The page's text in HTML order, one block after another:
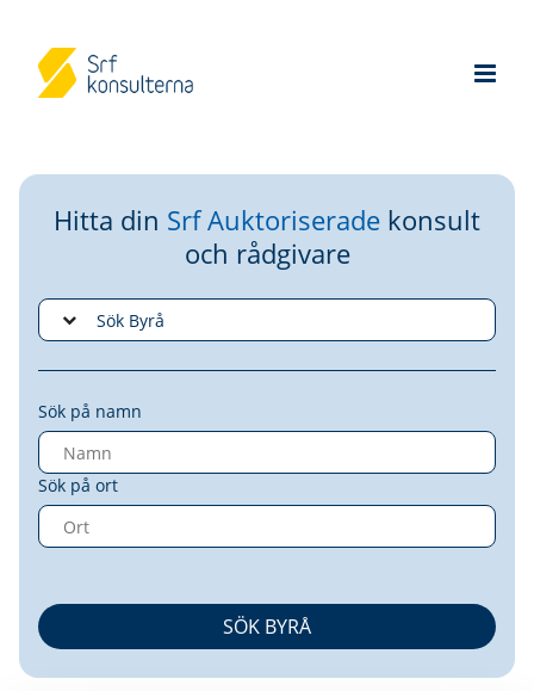
Hitta din Srf Auktoriserade konsult
och rådgivare
Sök på namn
Sök på ort